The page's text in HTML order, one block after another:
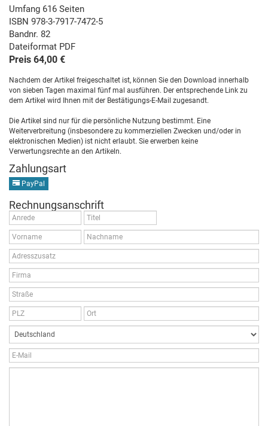
Umfang 616 Seiten
ISBN 978-3-7917-7472-5
Bandnr. 82
Dateiformat PDF
Preis 64,00 €
Nachdem der Artikel freigeschaltet ist, können Sie den Download innerhalb
von sieben Tagen maximal fünf mal ausführen. Der entsprechende Link zu
dem Artikel wird Ihnen mit der Bestätigungs-E-Mail zugesandt.
Die Artikel sind nur für die persönliche Nutzung bestimmt. Eine
Weiterverbreitung (insbesondere zu kommerziellen Zwecken und/oder in
elektronischen Medien) ist nicht erlaubt. Sie erwerben keine
Verwertungsrechte an den Artikeln.
Zahlungsart
PayPal
Rechnungsanschrift